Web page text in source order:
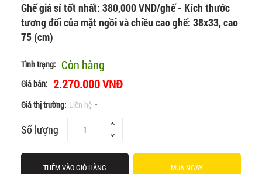
Ghế giá sỉ tốt nhất: 380,000 VND/ghế - Kích thước
tương đối của mặt ngồi và chiều cao ghế: 38x33, cao
75 (cm)
Tình trạng: Còn hàng
Giá bán: 2.270.000 VNĐ
Giá thị trường: Liên hệ -
Số lượng
THÊM VÀO GIỎ HÀNG MUA NGAY